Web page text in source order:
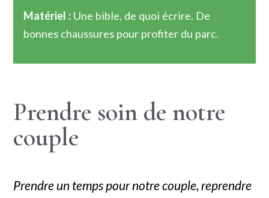
Matériel : Une bible, de quoi écrire. De
bonnes chaussures pour profiter du parc.
Prendre soin de notre
couple
Prendre un temps pour notre couple, reprendre